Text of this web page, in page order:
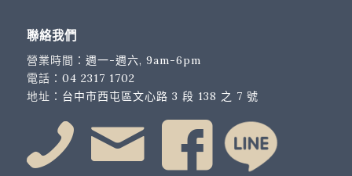
聯絡我們
營業時間： 週一-週六, 9am-6pm
電話： 04 2317 1702
地址： 台中市西屯區文心路 3 段 138 之 7 號